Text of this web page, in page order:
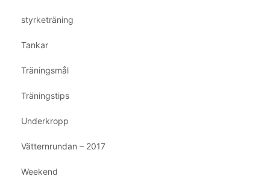
styrketräning
Tankar
Träningsmål
Träningstips
Underkropp
Vätternrundan – 2017
Weekend